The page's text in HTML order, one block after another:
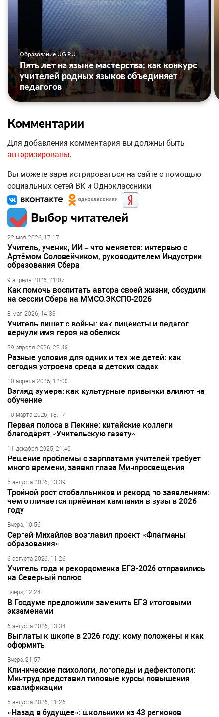
Образование UG.RU
Пять лет на языке мастерства: как конкурс
учителей родных языков объединяет
педагогов
Комментарии
Для добавления комментария вы должны быть
авторизированы.
Вы можете зарегистрироваться на сайте с помощью
социальных сетей ВК и Одноклассники
Выбор читателей
22 мая 2026, 17:17
Учитель, ученик, ИИ – что меняется: интервью с
Артёмом Соловейчиком, руководителем Индустрии
образования Сбера
9 апреля 2026, 21:07
Как помочь воспитать автора своей жизни, обсудили
на сессии Сбера на ММСО.ЭКСПО-2026
8 мая 2026, 14:33
Учитель пишет с войны: как лицеисты и педагог
вернули имя героя на обелиск
29 апреля 2026, 22:48
Разные условия для одних и тех же детей: как
сегодня устроена среда в детских садах
10 апреля 2026, 12:00
Взгляд зумера: как культурные привычки влияют на
обучение
10 марта 2026, 18:17
Первая полоса в Пекине: китайские коллеги
благодарят «Учительскую газету»
11 декабря 2025, 21:40
Решение проблемы с зарплатами учителей требует
много времени, заявил глава Минпросвещения
5 августа 2026, 13:39
Тройной рост стобалльников и рекорд по заявлениям:
чем отличается приёмная кампания в вузы в 2026
году
Вчера, 10:56
Сергей Михайлов возглавил проект «Флагманы
образования»
6 августа 2026, 11:26
Учитель года и рекордсменка ЕГЭ-2026 отправились
на Северный полюс
Вчера, 12:24
В Госдуме предложили заменить ЕГЭ итоговыми
экзаменами
6 августа 2026, 13:34
Выплаты к школе в 2026 году: кому положены и как
оформить
Вчера, 21:57
Клинические психологи, логопеды и дефектологи:
Минтруд представил типовые курсы повышения
квалификации
5 августа 2026, 11:26
«Назад в будущее»: школьники из 43 регионов